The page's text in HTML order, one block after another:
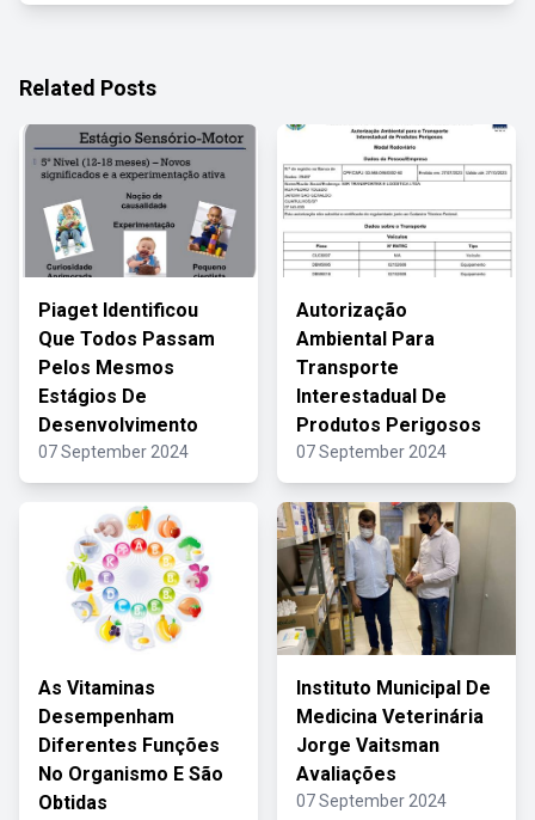
Related Posts
Piaget Identificou
Que Todos Passam
Pelos Mesmos
Estágios De
Desenvolvimento
07 September 2024
Autorização
Ambiental Para
Transporte
Interestadual De
Produtos Perigosos
07 September 2024
As Vitaminas
Desempenham
Diferentes Funções
No Organismo E São
Obtidas
Instituto Municipal De
Medicina Veterinária
Jorge Vaitsman
Avaliações
07 September 2024